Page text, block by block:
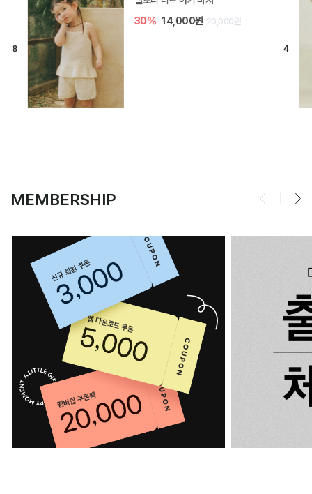
30% 14,000원 20,000원
MEMBERSHIP